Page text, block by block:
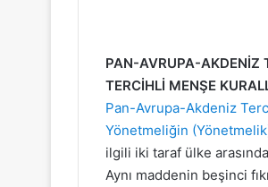
PAN-AVRUPA-AKDENİZ
TERCİHLİ MENŞE
Pan-Avrupa-Akdeniz
Yönetmeliğin
ilgili iki taraf ülke
Aynı maddenin beşinci